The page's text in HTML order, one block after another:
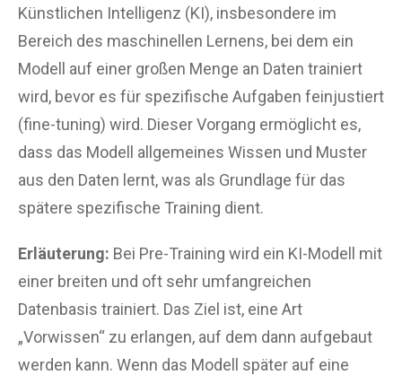
Künstlichen Intelligenz (KI), insbesondere im
Bereich des maschinellen Lernens, bei dem ein
Modell auf einer großen Menge an Daten trainiert
wird, bevor es für spezifische Aufgaben feinjustiert
(fine-tuning) wird. Dieser Vorgang ermöglicht es,
dass das Modell allgemeines Wissen und Muster
aus den Daten lernt, was als Grundlage für das
spätere spezifische Training dient.
Erläuterung: Bei Pre-Training wird ein KI-Modell mit
einer breiten und oft sehr umfangreichen
Datenbasis trainiert. Das Ziel ist, eine Art
„Vorwissen“ zu erlangen, auf dem dann aufgebaut
werden kann. Wenn das Modell später auf eine